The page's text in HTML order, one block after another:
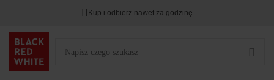
Kup i odbierz nawet za godzinę